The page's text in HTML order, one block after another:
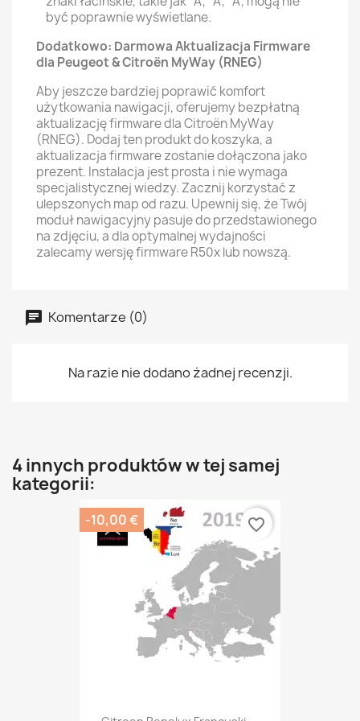
być poprawnie wyświetlane.
Dodatkowo: Darmowa Aktualizacja Firmware
dla Peugeot & Citroën MyWay (RNEG)
Aby jeszcze bardziej poprawić komfort
użytkowania nawigacji, oferujemy bezpłatną
aktualizację firmware dla Citroën MyWay
(RNEG). Dodaj ten produkt do koszyka, a
aktualizacja firmware zostanie dołączona jako
prezent. Instalacja jest prosta i nie wymaga
specjalistycznej wiedzy. Zacznij korzystać z
ulepszonych map od razu. Upewnij się, że Twój
moduł nawigacyjny pasuje do przedstawionego
na zdjęciu, a dla optymalnej wydajności
zalecamy wersję firmware R50x lub nowszą.
Komentarze (0)
Na razie nie dodano żadnej recenzji.
4 innych produktów w tej samej
kategorii:
-10,00 € favorite_border